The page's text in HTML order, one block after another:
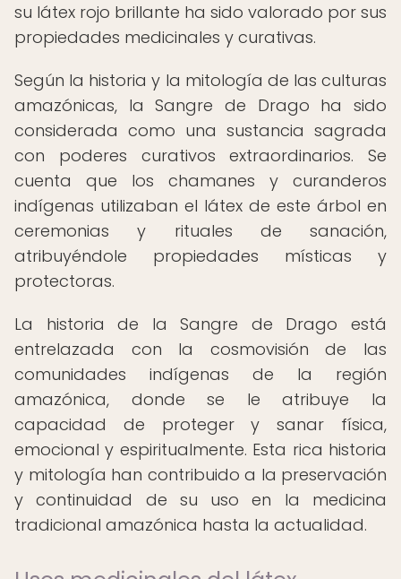
su látex rojo brillante ha sido valorado por sus
propiedades medicinales y curativas.
Según la historia y la mitología de las culturas
amazónicas, la Sangre de Drago ha sido
considerada como una sustancia sagrada
con poderes curativos extraordinarios. Se
cuenta que los chamanes y curanderos
indígenas utilizaban el látex de este árbol en
ceremonias y rituales de sanación,
atribuyéndole propiedades místicas y
protectoras.
La historia de la Sangre de Drago está
entrelazada con la cosmovisión de las
comunidades indígenas de la región
amazónica, donde se le atribuye la
capacidad de proteger y sanar física,
emocional y espiritualmente. Esta rica historia
y mitología han contribuido a la preservación
y continuidad de su uso en la medicina
tradicional amazónica hasta la actualidad.